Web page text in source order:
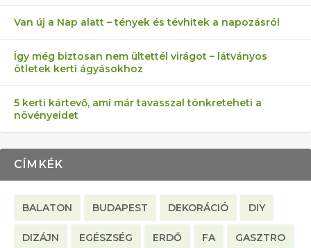
Van új a Nap alatt – tények és tévhitek a napozásról
Így még biztosan nem ültettél virágot – látványos
ötletek kerti ágyásokhoz
5 kerti kártevő, ami már tavasszal tönkreteheti a
növényeidet
CÍMKÉK
BALATON BUDAPEST DEKORÁCIÓ DIY
DIZÁJN EGÉSZSÉG ERDŐ FA GASZTRO